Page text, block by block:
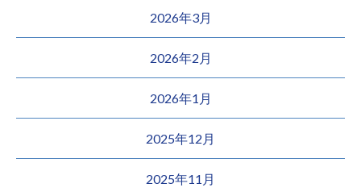
2026年3月
2026年2月
2026年1月
2025年12月
2025年11月